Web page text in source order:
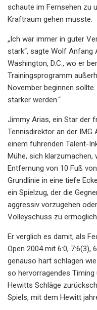
schaute im Fernsehen zu
Kraftraum gehen musste.
„Ich war immer in guter
stark“, sagte Wolf Anfang
Washington, D.C., wo er
Trainingsprogramm
November beginnen
stärker werden.“
Jimmy Arias, ein Star der
Tennisdirektor an der IMG
einem führenden Talent-
Mühe, sich klarzumachen,
Entfernung von 10 Fuß
Grundlinie in eine tiefe
ein Spielzug, der die
aggressiv vorzugehen
Volleyschuss zu
Er verglich es damit, als
Open 2004 mit 6:0, 7:6(3),
genauso hart schlagen
so hervorragendes
Hewitts Schläge
Spiels, mit dem Hewitt